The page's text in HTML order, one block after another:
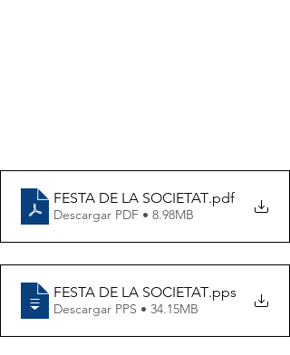
FESTA DE LA SOCIETAT.pdf
Descargar PDF • 8.98MB
FESTA DE LA SOCIETAT.pps
Descargar PPS • 34.15MB